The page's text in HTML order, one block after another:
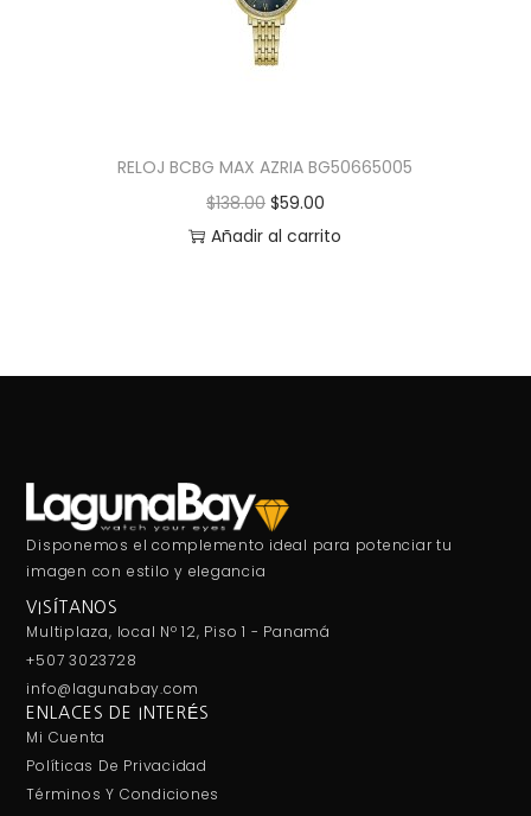
RELOJ BCBG MAX AZRIA BG50665005
$138.00 $59.00
Añadir al carrito
Disponemos el complemento ideal para potenciar tu
imagen con estilo y elegancia
VISÍTANOS
Multiplaza, local Nº 12, Piso 1 - Panamá
+507 3023728
info@lagunabay.com
ENLACES DE INTERÉS
Mi Cuenta
Políticas De Privacidad
Términos Y Condiciones